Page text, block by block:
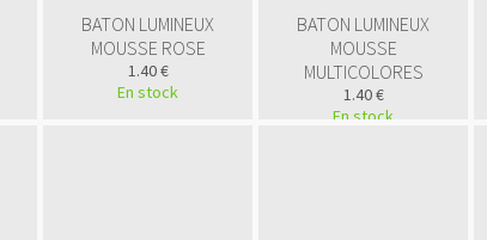
BATON LUMINEUX
MOUSSE ROSE
1.40 €
En stock
BATON LUMINEUX
MOUSSE
MULTICOLORES
1.40 €
En stock